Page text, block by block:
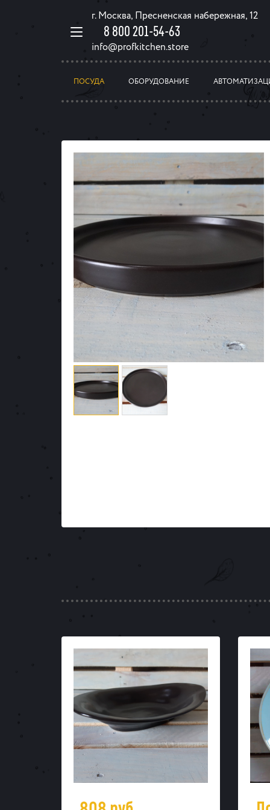
г. Москва, Пресненская набережная, 12
8 800 201-54-63
info@profkitchen.store
ПОСУДА ОБОРУДОВАНИЕ